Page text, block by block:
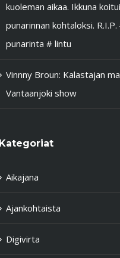
kuoleman aikaa. Ikkuna
punarinnan kohtaloksi. R.I.P.
punarinta # lintu
Vinnny Broun: Kalastajan
Vantaanjoki show
Kategoriat
Aikajana
Ajankohtaista
Digivirta